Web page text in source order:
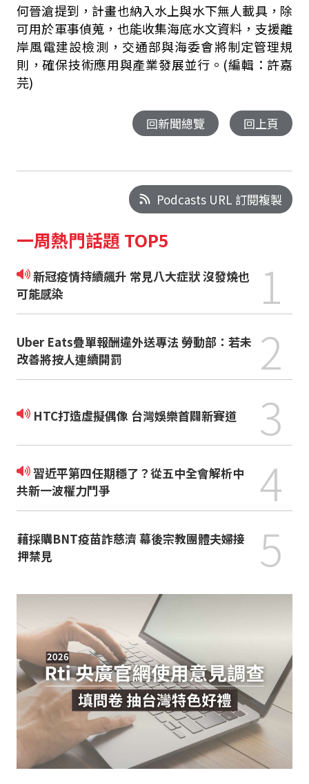
何晉滄提到，計畫也納入水上與水下無人載具，除
可用於軍事偵蒐，也能收集海底水文資料，支援離
岸風電建設檢測，交通部與海委會將制定管理規
則，確保技術應用與產業發展並行。(編輯：許嘉
芫)
回新聞總覽 回上頁
Podcasts URL 訂閱複製
一周熱門話題 TOP5
新冠疫情持續飆升 常見八大症狀 沒發燒也
可能感染
1
Uber Eats疊單報酬違外送專法 勞動部：若未
改善將按人連續開罰
2
HTC打造虛擬偶像 台灣娛樂首闢新賽道 3
習近平第四任期穩了？從五中全會解析中
共新一波權力鬥爭
4
藉採購BNT疫苗詐慈濟 幕後宗教團體夫婦接
押禁見
5